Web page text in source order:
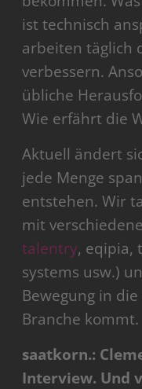
ist technisch
arbeiten täglich
verbessern.
übliche
Wie erfährt die
Aktuell ändert
jede Menge
entstehen. Wir
mit
talentry, eqipia,
systems usw.)
Bewegung in
Branche kommt.
saatkorn.:
Interview. Und